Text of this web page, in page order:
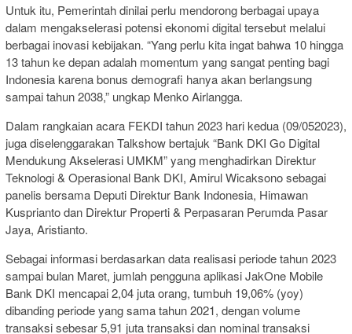
Untuk itu, Pemerintah dinilai perlu mendorong berbagai upaya
dalam mengakselerasi potensi ekonomi digital tersebut melalui
berbagai inovasi kebijakan. “Yang perlu kita ingat bahwa 10 hingga
13 tahun ke depan adalah momentum yang sangat penting bagi
Indonesia karena bonus demografi hanya akan berlangsung
sampai tahun 2038,” ungkap Menko Airlangga.
Dalam rangkaian acara FEKDI tahun 2023 hari kedua (09/052023),
juga diselenggarakan Talkshow bertajuk “Bank DKI Go Digital
Mendukung Akselerasi UMKM” yang menghadirkan Direktur
Teknologi & Operasional Bank DKI, Amirul Wicaksono sebagai
panelis bersama Deputi Direktur Bank Indonesia, Himawan
Kusprianto dan Direktur Properti & Perpasaran Perumda Pasar
Jaya, Aristianto.
Sebagai informasi berdasarkan data realisasi periode tahun 2023
sampai bulan Maret, jumlah pengguna aplikasi JakOne Mobile
Bank DKI mencapai 2,04 juta orang, tumbuh 19,06% (yoy)
dibanding periode yang sama tahun 2021, dengan volume
transaksi sebesar 5,91 juta transaksi dan nominal transaksi